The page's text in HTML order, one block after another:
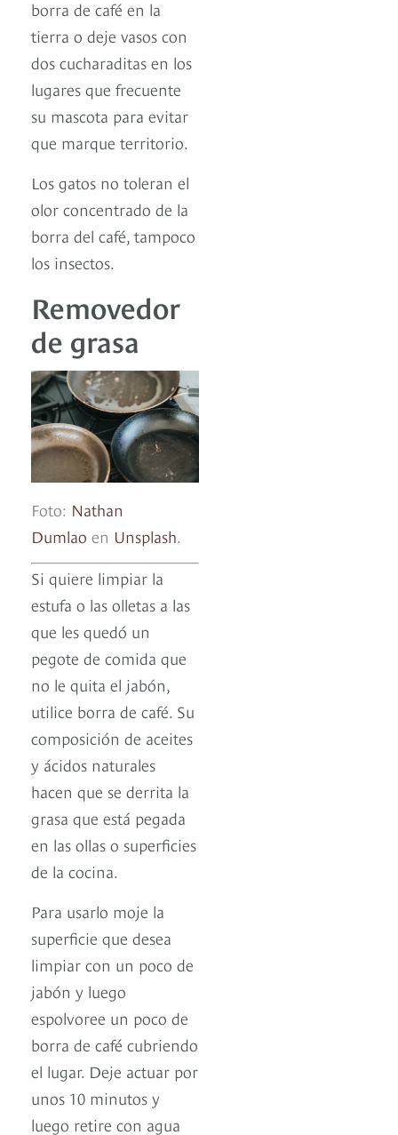
borra de café en la
tierra o deje vasos con
dos cucharaditas en los
lugares que frecuente
su mascota para evitar
que marque territorio.
Los gatos no toleran el
olor concentrado de la
borra del café, tampoco
los insectos.
Removedor
de grasa
Foto: Nathan
Dumlao en Unsplash.
Si quiere limpiar la
estufa o las olletas a las
que les quedó un
pegote de comida que
no le quita el jabón,
utilice borra de café. Su
composición de aceites
y ácidos naturales
hacen que se derrita la
grasa que está pegada
en las ollas o superficies
de la cocina.
Para usarlo moje la
superficie que desea
limpiar con un poco de
jabón y luego
espolvoree un poco de
borra de café cubriendo
el lugar. Deje actuar por
unos 10 minutos y
luego retire con agua